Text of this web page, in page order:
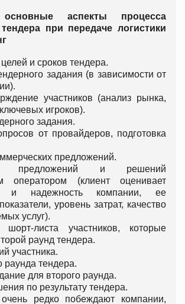
аспекты процесса
при передаче логистики
и сроков тендера.
задания (в зависимости от
участников (анализ рынка,
игроков).
задания.
от провайдеров, подготовка
предложений.
предложений и решений
оператором (клиент оценивает
и надежность компании, ее
уровень затрат, качество
услуг).
шорт-листа участников, которые
раунд тендера.
участника.
раунда тендера.
для второго раунда.
по результату тендера.
редко побеждают компании,